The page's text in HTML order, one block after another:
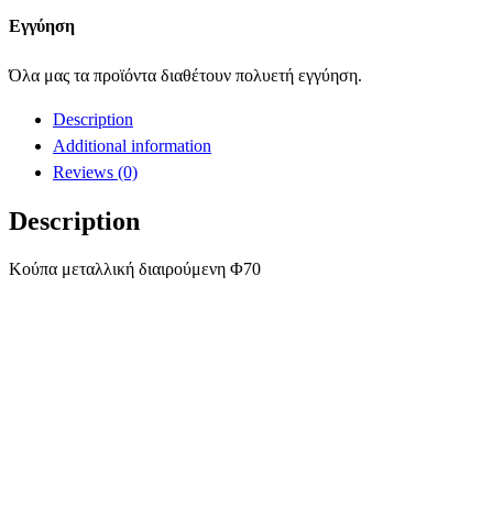
Εγγύηση
Όλα μας τα προϊόντα διαθέτουν πολυετή εγγύηση.
Description
Additional information
Reviews (0)
Description
Κούπα μεταλλική διαιρούμενη Φ70